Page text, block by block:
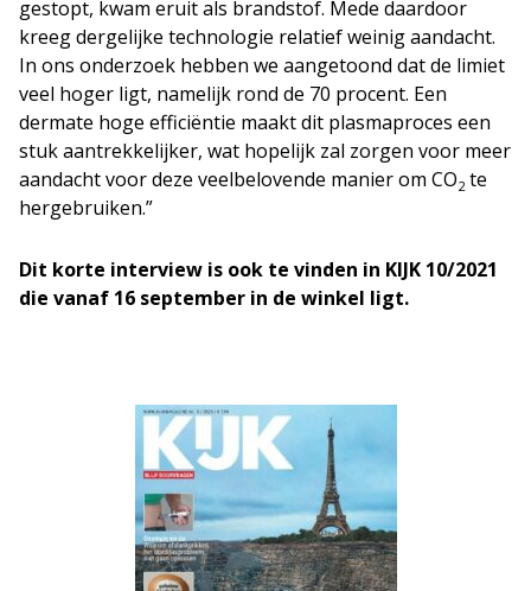
gestopt, kwam eruit als brandstof. Mede daardoor
kreeg dergelijke technologie relatief weinig aandacht.
In ons onderzoek hebben we aangetoond dat de limiet
veel hoger ligt, namelijk rond de 70 procent. Een
dermate hoge efficiëntie maakt dit plasmaproces een
stuk aantrekkelijker, wat hopelijk zal zorgen voor meer
aandacht voor deze veelbelovende manier om CO2 te
hergebruiken.”
Dit korte interview is ook te vinden in KIJK 10/2021
die vanaf 16 september in de winkel ligt.